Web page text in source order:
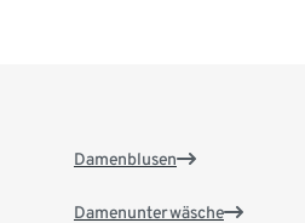
Damenblusen
Damenunterwäsche